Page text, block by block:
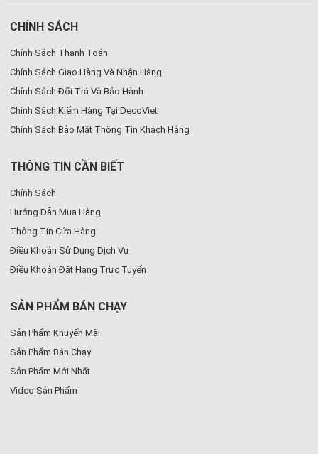
CHÍNH SÁCH
Chính Sách Thanh Toán
Chính Sách Giao Hàng Và Nhận Hàng
Chính Sách Đổi Trả Và Bảo Hành
Chính Sách Kiểm Hàng Tại DecoViet
Chính Sách Bảo Mật Thông Tin Khách Hàng
THÔNG TIN CẦN BIẾT
Chính Sách
Hướng Dẫn Mua Hàng
Thông Tin Cửa Hàng
Điều Khoản Sử Dụng Dịch Vụ
Điều Khoản Đặt Hàng Trực Tuyến
SẢN PHẨM BÁN CHẠY
Sản Phẩm Khuyến Mãi
Sản Phẩm Bán Chạy
Sản Phẩm Mới Nhất
Video Sản Phẩm